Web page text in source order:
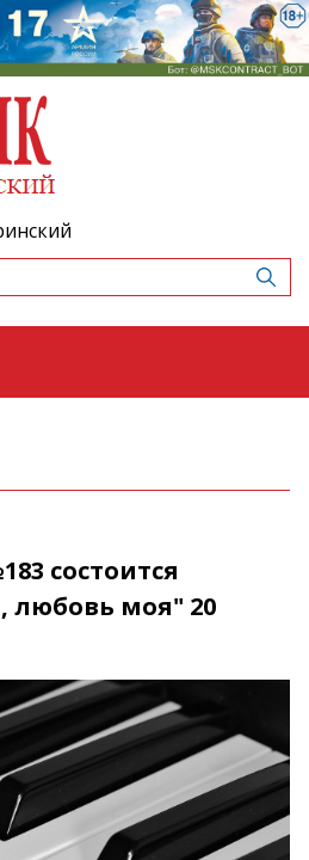
состоится
любовь моя" 20